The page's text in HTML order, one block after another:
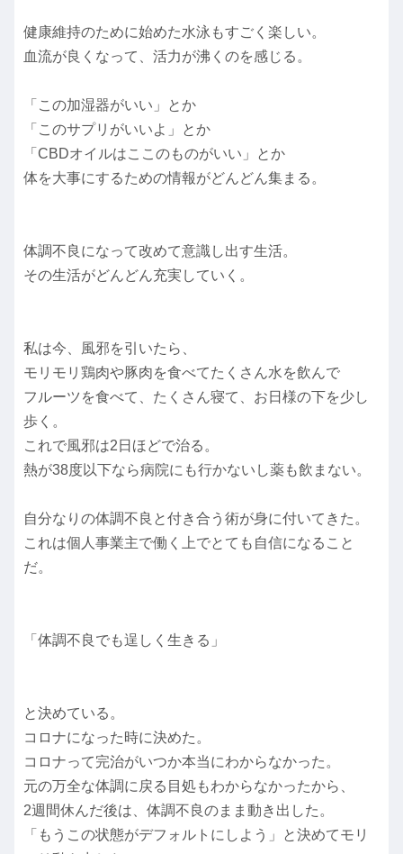
健康維持のために始めた水泳もすごく楽しい。
血流が良くなって、活力が沸くのを感じる。
「この加湿器がいい」とか
「このサプリがいいよ」とか
「CBDオイルはここのものがいい」とか
体を大事にするための情報がどんどん集まる。
体調不良になって改めて意識し出す生活。
その生活がどんどん充実していく。
私は今、風邪を引いたら、
モリモリ鶏肉や豚肉を食べてたくさん水を飲んで
フルーツを食べて、たくさん寝て、お日様の下を少し
歩く。
これで風邪は2日ほどで治る。
熱が38度以下なら病院にも行かないし薬も飲まない。
自分なりの体調不良と付き合う術が身に付いてきた。
これは個人事業主で働く上でとても自信になること
だ。
「体調不良でも逞しく生きる」
と決めている。
コロナになった時に決めた。
コロナって完治がいつか本当にわからなかった。
元の万全な体調に戻る目処もわからなかったから、
2週間休んだ後は、体調不良のまま動き出した。
「もうこの状態がデフォルトにしよう」と決めてモリ